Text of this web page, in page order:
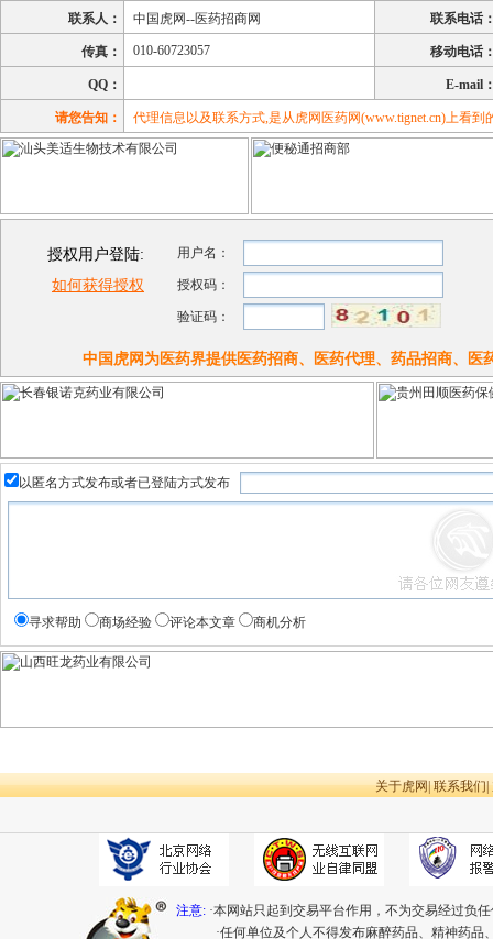
联系人： 中国虎网--医药招商网 联系电话
传真： 010-60723057 移动电话
QQ： E-mail
请您告知： 代理信息以及联系方式,是从虎网医药网(www.tignet.cn)上看到
授权用户登陆:
如何获得授权
用户名：
授权码：
验证码：
中国虎网为医药界提供医药招商、医药代理、药品招商、医
以匿名方式发布或者已登陆方式发布
寻求帮助 商场经验 评论本文章 商机分析
关于虎网|联系我们|
注意: ·本网站只起到交易平台作用，不为交易经过负
·任何单位及个人不得发布麻醉药品、精神药